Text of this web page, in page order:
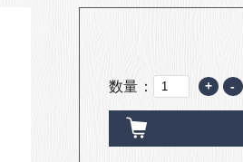
数量： + -